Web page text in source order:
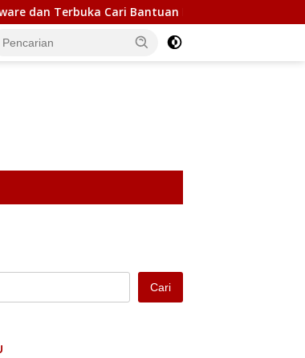
Bantuan Profesional untuk Kesehatan Mental
Cari